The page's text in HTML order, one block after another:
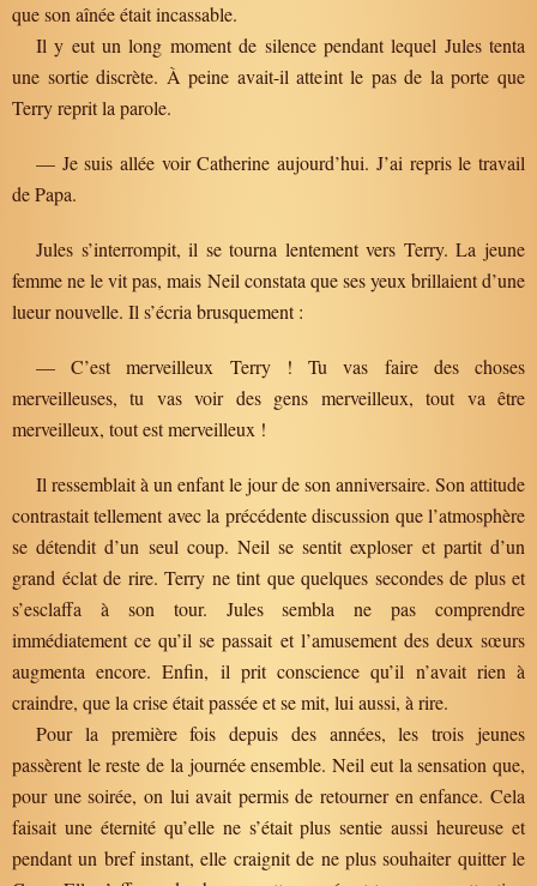
que son aînée était incassable.
Il y eut un long moment de silence pendant lequel Jules tenta
une sortie discrète. À peine avait-il atteint le pas de la porte que
Terry reprit la parole.
— Je suis allée voir Catherine aujourd’hui. J’ai repris le travail
de Papa.
Jules s’interrompit, il se tourna lentement vers Terry. La jeune
femme ne le vit pas, mais Neil constata que ses yeux brillaient d’une
lueur nouvelle. Il s’écria brusquement :
— C’est merveilleux Terry ! Tu vas faire des choses
merveilleuses, tu vas voir des gens merveilleux, tout va être
merveilleux, tout est merveilleux !
Il ressemblait à un enfant le jour de son anniversaire. Son attitude
contrastait tellement avec la précédente discussion que l’atmosphère
se détendit d’un seul coup. Neil se sentit exploser et partit d’un
grand éclat de rire. Terry ne tint que quelques secondes de plus et
s’esclaffa à son tour. Jules sembla ne pas comprendre
immédiatement ce qu’il se passait et l’amusement des deux sœurs
augmenta encore. Enfin, il prit conscience qu’il n’avait rien à
craindre, que la crise était passée et se mit, lui aussi, à rire.
Pour la première fois depuis des années, les trois jeunes
passèrent le reste de la journée ensemble. Neil eut la sensation que,
pour une soirée, on lui avait permis de retourner en enfance. Cela
faisait une éternité qu’elle ne s’était plus sentie aussi heureuse et
pendant un bref instant, elle craignit de ne plus souhaiter quitter le